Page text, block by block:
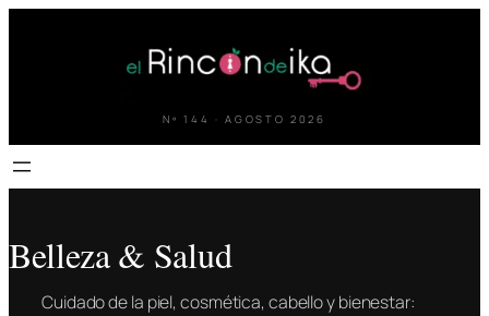
Nº 144 · AGOSTO 2026
Belleza & Salud
Cuidado de la piel, cosmética, cabello y bienestar: